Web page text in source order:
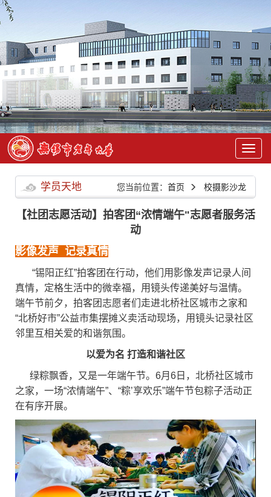
学员天地 您当前位置： 首页 校摄影沙龙
【社团志愿活动】拍客团“浓情端午"志愿者服务活
动
影像发声 记录真情
“锡阳正红”拍客团在行动，他们用影像发声记录人间
真情，定格生活中的微幸福，用镜头传递美好与温情。
端午节前夕，拍客团志愿者们走进北桥社区城市之家和
“北桥好市”公益市集摆摊义卖活动现场，用镜头记录社区
邻里互相关爱的和谐氛围。
以爱为名 打造和谐社区
绿粽飘香，又是一年端午节。6月6日，北桥社区城市
之家，一场“浓情端午”、“粽’享欢乐”端午节包粽子活动正
在有序开展。